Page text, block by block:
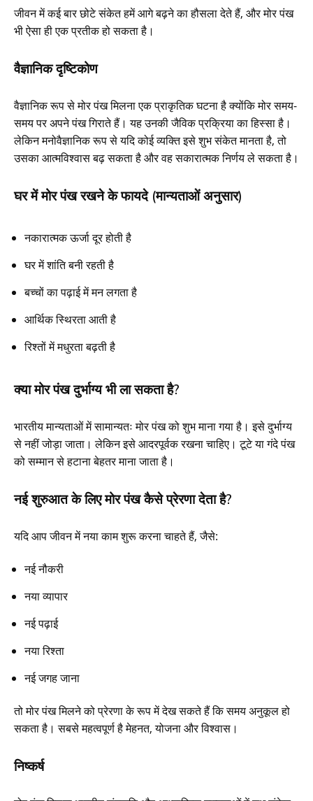
जीवन में कई बार छोटे संकेत हमें आगे बढ़ने का हौसला देते हैं, और मोर पंख
भी ऐसा ही एक प्रतीक हो सकता है।
वैज्ञानिक दृष्टिकोण
वैज्ञानिक रूप से मोर पंख मिलना एक प्राकृतिक घटना है क्योंकि मोर समय-
समय पर अपने पंख गिराते हैं। यह उनकी जैविक प्रक्रिया का हिस्सा है।
लेकिन मनोवैज्ञानिक रूप से यदि कोई व्यक्ति इसे शुभ संकेत मानता है, तो
उसका आत्मविश्वास बढ़ सकता है और वह सकारात्मक निर्णय ले सकता है।
घर में मोर पंख रखने के फायदे (मान्यताओं अनुसार)
नकारात्मक ऊर्जा दूर होती है
घर में शांति बनी रहती है
बच्चों का पढ़ाई में मन लगता है
आर्थिक स्थिरता आती है
रिश्तों में मधुरता बढ़ती है
क्या मोर पंख दुर्भाग्य भी ला सकता है?
भारतीय मान्यताओं में सामान्यतः मोर पंख को शुभ माना गया है। इसे दुर्भाग्य
से नहीं जोड़ा जाता। लेकिन इसे आदरपूर्वक रखना चाहिए। टूटे या गंदे पंख
को सम्मान से हटाना बेहतर माना जाता है।
नई शुरुआत के लिए मोर पंख कैसे प्रेरणा देता है?
यदि आप जीवन में नया काम शुरू करना चाहते हैं, जैसे:
नई नौकरी
नया व्यापार
नई पढ़ाई
नया रिश्ता
नई जगह जाना
तो मोर पंख मिलने को प्रेरणा के रूप में देख सकते हैं कि समय अनुकूल हो
सकता है। सबसे महत्वपूर्ण है मेहनत, योजना और विश्वास।
निष्कर्ष